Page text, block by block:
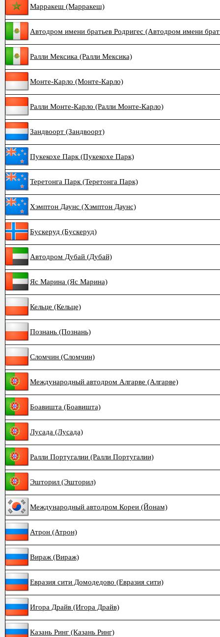
Марракеш (Марракеш)
Автодром имени братьев Родригес (Автодром имени
Ралли Мексика (Ралли Мексика)
Монте-Карло (Монте-Карло)
Ралли Монте-Карло (Ралли Монте-Карло)
Зандвоорт (Зандвоорт)
Пукекохе Парк (Пукекохе Парк)
Теретонга Парк (Теретонга Парк)
Хэмптон Даунс (Хэмптон Даунс)
Бускеруд (Бускеруд)
Автодром Дубай (Дубай)
Яс Марина (Яс Марина)
Кельце (Кельце)
Познань (Познань)
Сломчин (Сломчин)
Международный автодром Алгарве (Алгарве)
Боавишта (Боавишта)
Лусада (Лусада)
Ралли Португалии (Ралли Португалии)
Эшторил (Эшторил)
Международный автодром Кореи (Йонам)
Атрон (Атрон)
Вираж (Вираж)
Евразия сити Домодедово (Евразия сити)
Игора Драйв (Игора Драйв)
Казань Ринг (Казань Ринг)